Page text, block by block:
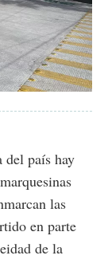
del país hay
las
en parte
de la